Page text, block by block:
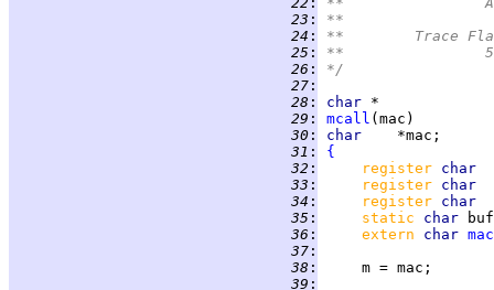
  23
:
**
  24
:
**	Trace
  25
:
**
  26
:
*/
  27
:
  28
: char
  29
: mcall
  30
: char
  31
:
{
  32
: register
  33
: register
  34
: register
  35
: static char
  36
: extern char
  37
:
  38
:
  39
: